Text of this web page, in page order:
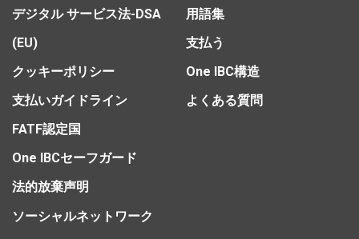
デジタル サービス法-DSA
(EU)
クッキーポリシー
支払いガイドライン
FATF認定国
One IBCセーフガード
法的放棄声明
用語集
支払う
One IBC構造
よくある質問
ソーシャルネットワーク